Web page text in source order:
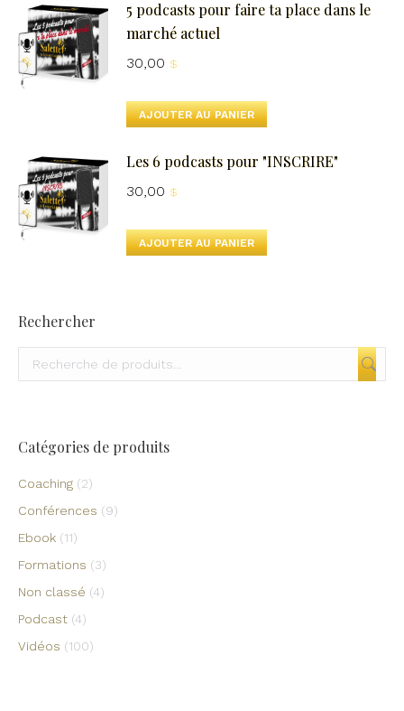
5 podcasts pour faire ta place dans le
marché actuel
30,00 $
AJOUTER AU PANIER
Les 6 podcasts pour "INSCRIRE"
30,00 $
AJOUTER AU PANIER
Rechercher
Catégories de produits
Coaching (2)
Conférences (9)
Ebook (11)
Formations (3)
Non classé (4)
Podcast (4)
Vidéos (100)